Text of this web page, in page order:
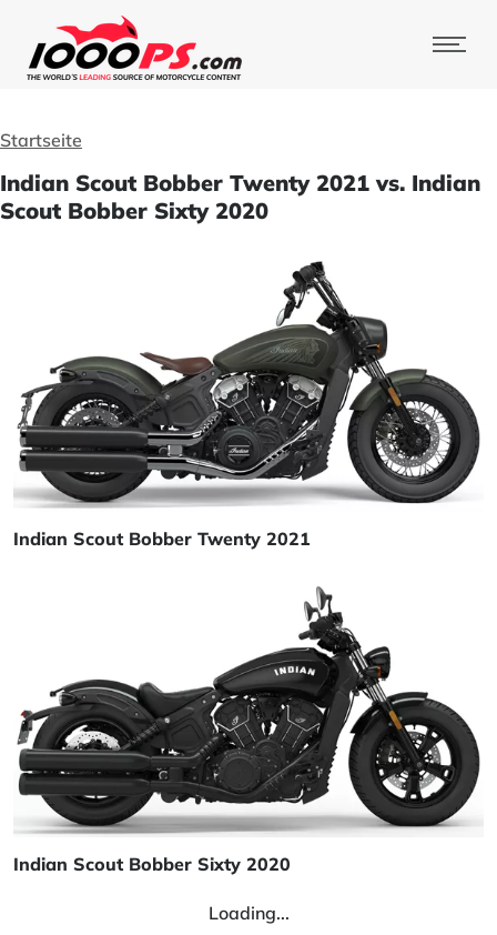
Startseite
Indian Scout Bobber Twenty 2021 vs. Indian
Scout Bobber Sixty 2020
Indian Scout Bobber Twenty 2021
Indian Scout Bobber Sixty 2020
Loading...